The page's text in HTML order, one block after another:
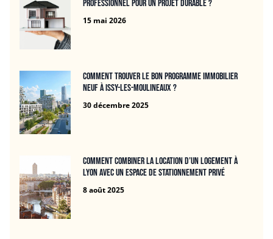
professionnel pour un projet durable ?
15 mai 2026
Comment trouver le bon programme immobilier
neuf à Issy-les-Moulineaux ?
30 décembre 2025
Comment combiner la location d’un logement à
Lyon avec un espace de stationnement privé
8 août 2025